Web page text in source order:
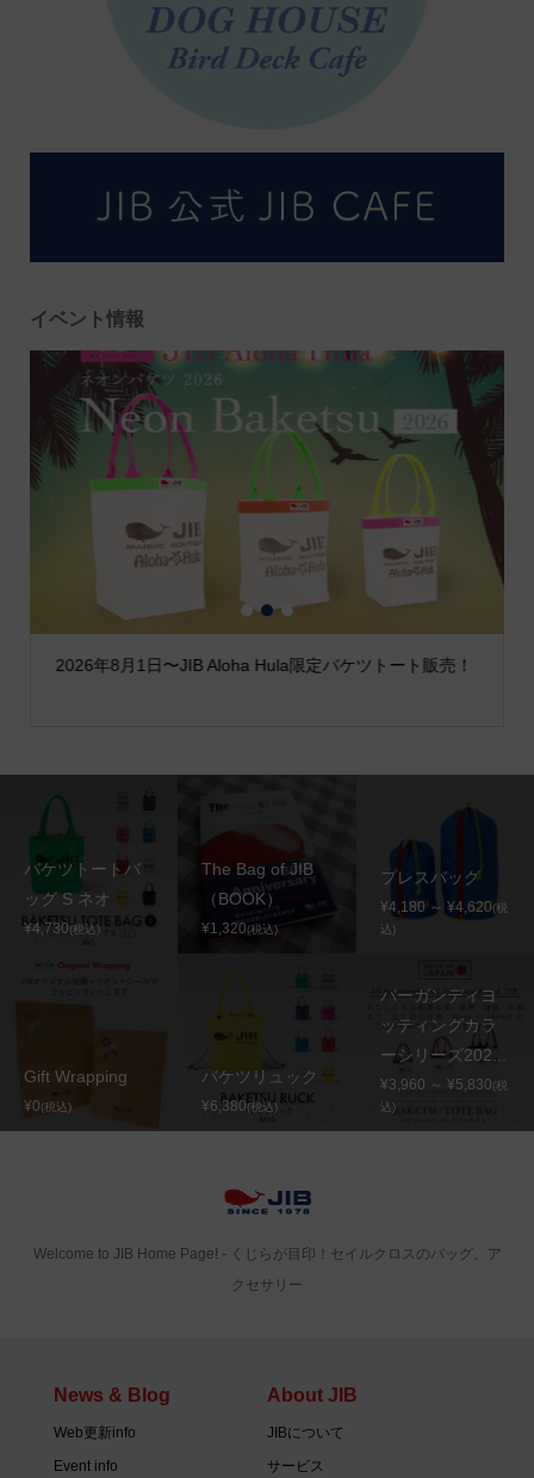
イベント情報
2026年8月1日〜JIB Aloha Hula限定バケツトート販売！
1 2 3
バケツトートバ
ッグ S ネオ
¥4,730(税込)
The Bag of JIB
（BOOK）
¥1,320(税込)
プレスバッグ
¥4,180 ～ ¥4,620(税
込)
Gift Wrapping
¥0(税込)
バケツリュック
¥6,380(税込)
バーガンディヨ
ッティングカラ
ーシリーズ202...
¥3,960 ～ ¥5,830(税
込)
Welcome to JIB Home Page! ‐ くじらが目印！セイルクロスのバッグ、ア
クセサリー
News & Blog
Web更新info
Event info
About JIB
JIBについて
サービス